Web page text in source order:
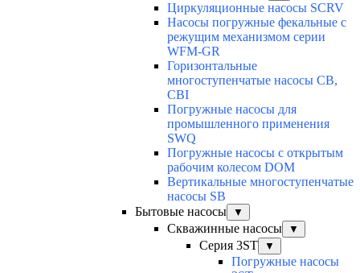
Циркуляционные насосы SCRV
Насосы погружные фекальные с
режущим механизмом серии
WFM-GR
Горизонтальные
многоступенчатые насосы CB,
CBI
Погружные насосы для
промышленного применения
SWQ
Погружные насосы с открытым
рабочим колесом DOM
Вертикальные многоступенчатые
насосы SB
Бытовые насосы
▼
Скважинные насосы ▼
Серия 3ST ▼
Погружные насосы